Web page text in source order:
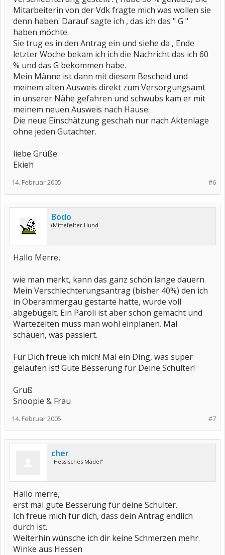
Mitarbeiterin von der Vdk fragte mich was wollen sie
denn haben. Darauf sagte ich , das ich das " G "
haben möchte.
Sie trug es in den Antrag ein und siehe da , Ende
letzter Woche bekam ich ich die Nachricht das ich 60
% und das G bekommen habe.
Mein Männe ist dann mit diesem Bescheid und
meinem alten Ausweis direkt zum Versorgungsamt
in unserer Nähe gefahren und schwubs kam er mit
meinem neuen Ausweis nach Hause.
Die neue Einschätzung geschah nur nach Aktenlage
ohne jeden Gutachter.
liebe Grüße
Ekieh
#6
14. Februar 2005
Bodo
(Mittel)alter Hund
Hallo Merre,
wie man merkt, kann das ganz schön lange dauern.
Mein Verschlechterungsantrag (bisher 40%) den ich
in Oberammergau gestarte hatte, wurde voll
abgebügelt. Ein Paroli ist aber schon gemacht und
Wartezeiten muss man wohl einplanen. Mal
schauen, was passiert.
Für Dich freue ich mich! Mal ein Ding, was super
gelaufen ist! Gute Besserung für Deine Schulter!
Gruß
Snoopie & Frau
#7
14. Februar 2005
cher
"Hessisches Mädel"
Hallo merre,
erst mal gute Besserung für deine Schulter.
Ich freue mich für dich, dass dein Antrag endlich
durch ist.
Weiterhin wünsche ich dir keine Schmerzen mehr.
Winke aus Hessen